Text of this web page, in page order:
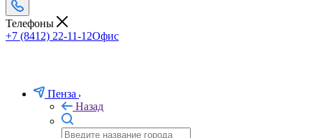
Телефоны
+7 (8412) 22-11-12Офис
Пенза
Назад